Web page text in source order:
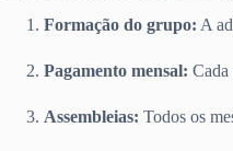
Formação do grupo: A
Pagamento mensal: Cada
Assembleias: Todos os